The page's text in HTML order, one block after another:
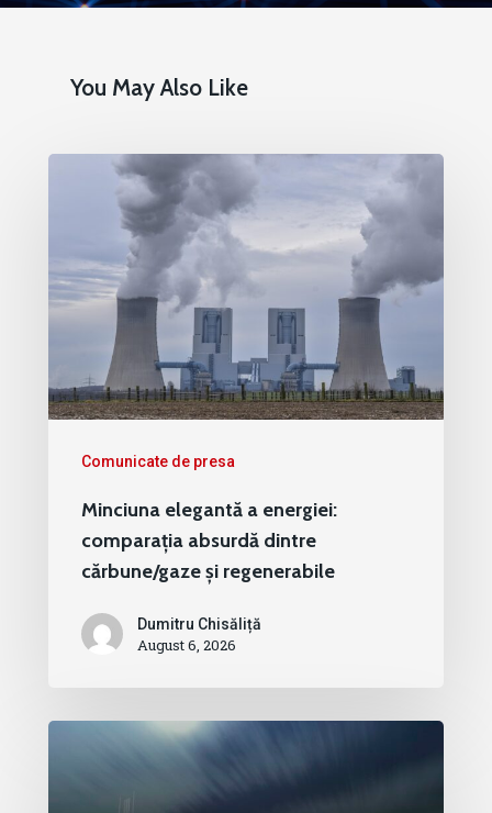
You May Also Like
Comunicate de presa
Minciuna elegantă a energiei:
comparația absurdă dintre
cărbune/gaze și regenerabile
Dumitru Chisăliță
August 6, 2026